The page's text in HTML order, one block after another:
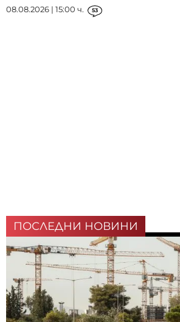
08.08.2026 | 15:00 ч. 53
ПОСЛЕДНИ НОВИНИ